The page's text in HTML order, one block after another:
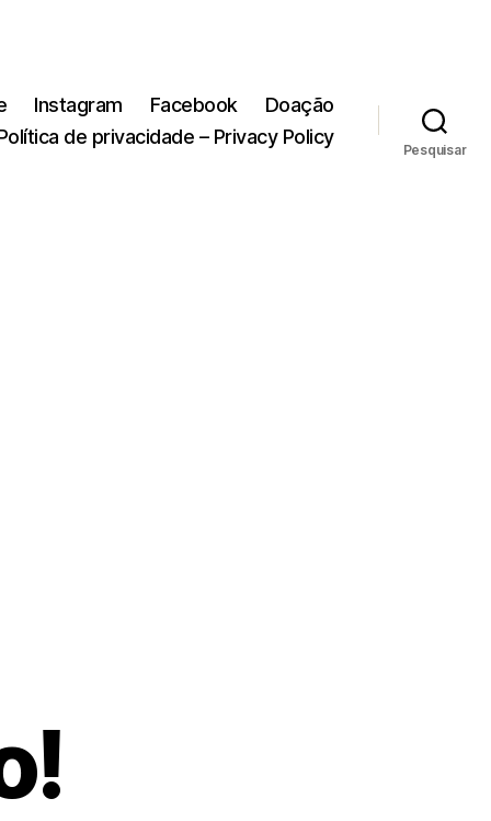
Instagram Facebook
Doação
de privacidade – Privacy Policy
Pesquisar